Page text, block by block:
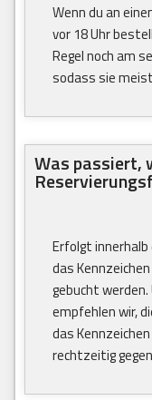
Wenn du an
vor 18 Uhr
Regel noch am
sodass sie
Was passiert,
Erfolgt
das
gebucht
empfehlen wir,
das
rechtzeitig